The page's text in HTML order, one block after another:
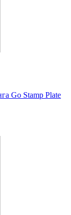
Go Stamp Plate